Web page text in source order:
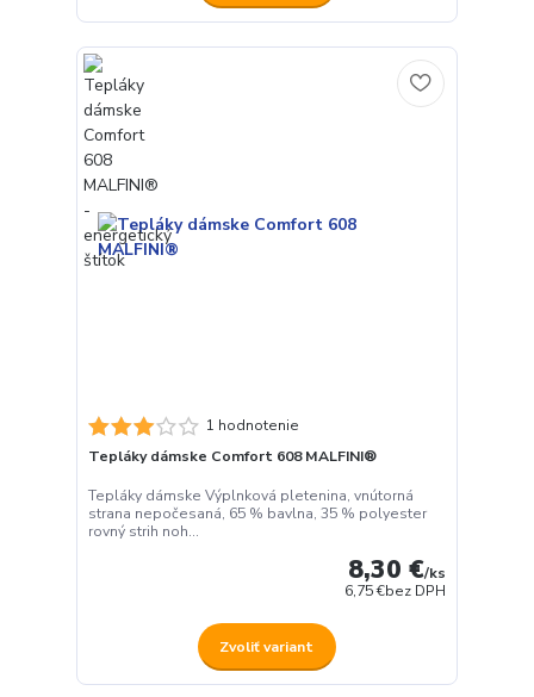
1 hodnotenie
Tepláky dámske Comfort 608 MALFINI®
Tepláky dámske Výplnková pletenina, vnútorná
strana nepočesaná, 65 % bavlna, 35 % polyester
rovný strih noh...
8,30 €/ks
6,75 €bez DPH
Zvoliť variant